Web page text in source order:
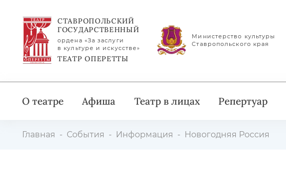
СТАВРОПОЛЬСКИЙ
ГОСУДАРСТВЕННЫЙ
ордена «За заслуги
в культуре и искусстве»
ТЕАТР ОПЕРЕТТЫ
Министерство культуры
Ставропольского края
О театре Афиша Театр в лицах Репертуар
Главная События Информация Новогодняя Россия